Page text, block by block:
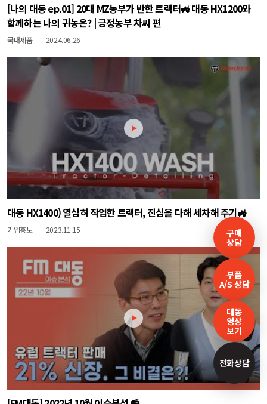
[나의 대동 ep.01] 20대 MZ농부가 반한 트랙터🚜 대동 HX1200와
함께하는 나의 귀농은? | 긍정농부 차씨 편
국내제품 | 2024.06.26
대동 HX1400) 열심히 작업한 트랙터, 진심을 다해 세차해 주기🚜
기업홍보 | 2023.11.15
구매
상담
부품
A/S 상담
대동
영상
보기
전화상담